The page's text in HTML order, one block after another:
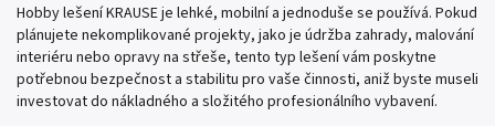
Hobby lešení KRAUSE je lehké, mobilní a jednoduše se používá. Pokud
plánujete nekomplikované projekty, jako je údržba zahrady, malování
interiéru nebo opravy na střeše, tento typ lešení vám poskytne
potřebnou bezpečnost a stabilitu pro vaše činnosti, aniž byste museli
investovat do nákladného a složitého profesionálního vybavení.